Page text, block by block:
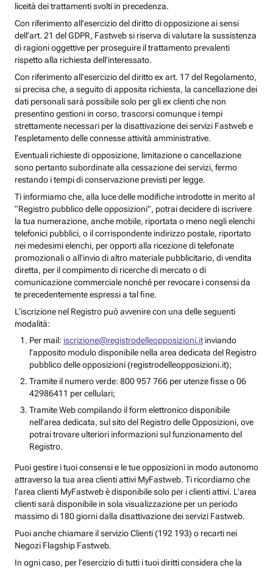
liceità dei trattamenti svolti in precedenza.
Con riferimento all’esercizio del diritto di opposizione ai sensi
dell’art. 21 del GDPR, Fastweb si riserva di valutare la sussistenza
di ragioni oggettive per proseguire il trattamento prevalenti
rispetto alla richiesta dell’interessato.
Con riferimento all’esercizio del diritto ex art. 17 del Regolamento,
si precisa che, a seguito di apposita richiesta, la cancellazione dei
dati personali sarà possibile solo per gli ex clienti che non
presentino gestioni in corso, trascorsi comunque i tempi
strettamente necessari per la disattivazione dei servizi Fastweb e
l’espletamento delle connesse attività amministrative.
Eventuali richieste di opposizione, limitazione o cancellazione
sono pertanto subordinate alla cessazione dei servizi, fermo
restando i tempi di conservazione previsti per legge.
Ti informiamo che, alla luce delle modifiche introdotte in merito al
“Registro pubblico delle opposizioni”, potrai decidere di iscrivere
la tua numerazione, anche mobile, riportata o meno negli elenchi
telefonici pubblici, o il corrispondente indirizzo postale, riportato
nei medesimi elenchi, per opporti alla ricezione di telefonate
promozionali o all’invio di altro materiale pubblicitario, di vendita
diretta, per il compimento di ricerche di mercato o di
comunicazione commerciale nonché per revocare i consensi da
te precedentemente espressi a tal fine.
L’iscrizione nel Registro può avvenire con una delle seguenti
modalità:
Per mail: iscrizione@registrodelleopposizioni.it inviando
l’apposito modulo disponibile nella area dedicata del Registro
pubblico delle opposizioni (registrodelleopposizioni.it);
Tramite il numero verde: 800 957 766 per utenze fisse o 06
42986411 per cellulari;
Tramite Web compilando il form elettronico disponibile
nell’area dedicata, sul sito del Registro delle Opposizioni, ove
potrai trovare ulteriori informazioni sul funzionamento del
Registro.
Puoi gestire i tuoi consensi e le tue opposizioni in modo autonomo
attraverso la tua area clienti attivi MyFastweb. Ti ricordiamo che
l’area clienti MyFastweb è disponibile solo per i clienti attivi. L’area
clienti sarà disponibile in sola visualizzazione per un periodo
massimo di 180 giorni dalla disattivazione dei servizi Fastweb.
Puoi anche chiamare il servizio Clienti (192 193) o recarti nei
Negozi Flagship Fastweb.
In ogni caso, per l’esercizio di tutti i tuoi diritti considera che la